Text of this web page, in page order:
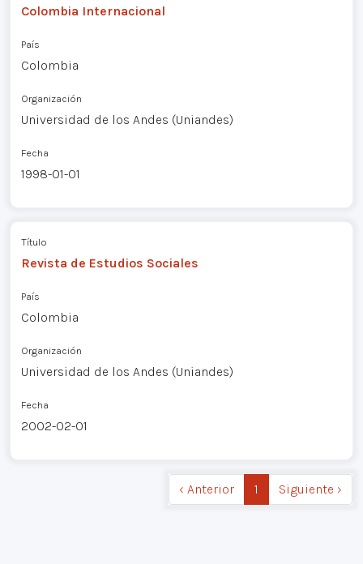
Colombia Internacional
País
Colombia
Organización
Universidad de los Andes (Uniandes)
Fecha
1998-01-01
Título
Revista de Estudios Sociales
País
Colombia
Organización
Universidad de los Andes (Uniandes)
Fecha
2002-02-01
‹ Anterior 1 Siguiente ›